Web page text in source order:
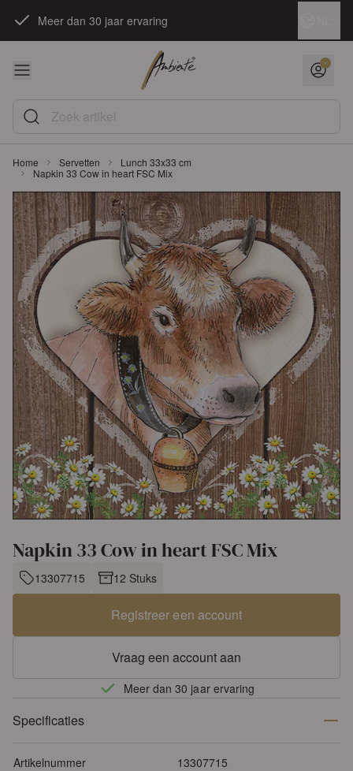
Meer dan 30 jaar ervaring
Zoek artikel
Home Servetten
Lunch 33x33 cm
Napkin 33 Cow in heart FSC Mix
Napkin 33 Cow in heart FSC Mix
13307715 12 Stuks
Registreer een account
Vraag een account aan
Meer dan 30 jaar ervaring
Specificaties
Artikelnummer 13307715